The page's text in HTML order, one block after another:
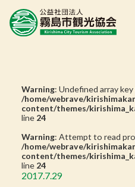
Warning: Undefined array key
/home/webrave/
content/themes/
line 24
Warning: Attempt to read
/home/webrave/
content/themes/
line 24
2017.7.29